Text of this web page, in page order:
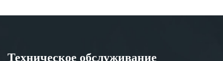
Техническое обслуживание